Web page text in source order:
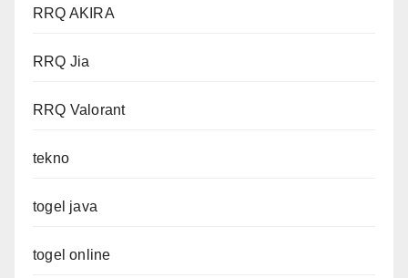
RRQ AKIRA
RRQ Jia
RRQ Valorant
tekno
togel java
togel online